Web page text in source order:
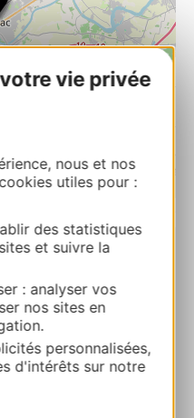
vie privée
nous et nos
utiles pour :
des statistiques
et suivre la
: analyser vos
nos sites en
personnalisées,
d'intérêts sur notre
81600 BRENS